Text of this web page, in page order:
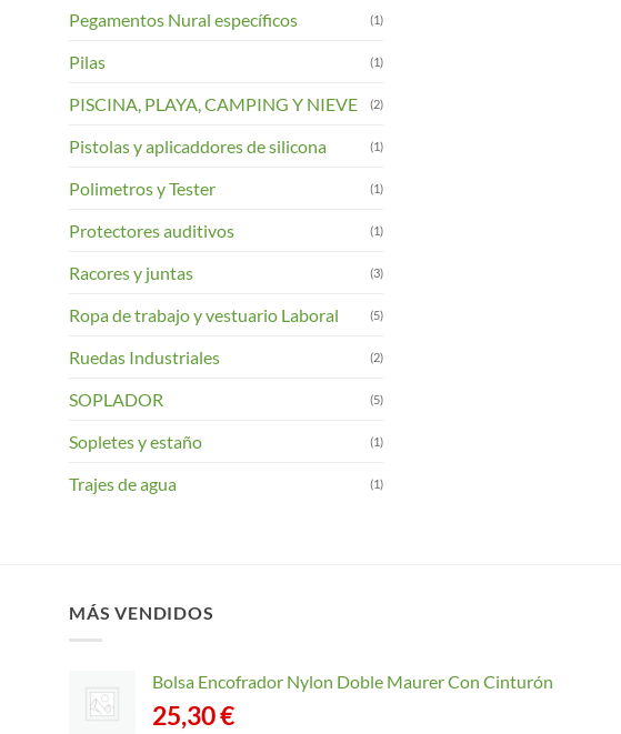
Pegamentos Nural específicos (1)
Pilas (1)
PISCINA, PLAYA, CAMPING Y NIEVE (2)
Pistolas y aplicaddores de silicona (1)
Polimetros y Tester (1)
Protectores auditivos (1)
Racores y juntas (3)
Ropa de trabajo y vestuario Laboral (5)
Ruedas Industriales (2)
SOPLADOR (5)
Sopletes y estaño (1)
Trajes de agua (1)
MÁS VENDIDOS
Bolsa Encofrador Nylon Doble Maurer Con Cinturón
25,30€